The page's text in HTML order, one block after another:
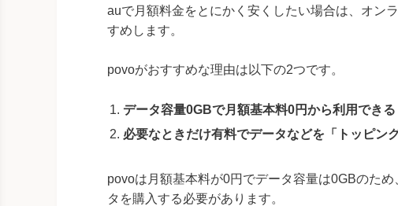
auで月額料金をとにかく安くしたい場合は、オン
すめします。
povoがおすすめな理由は以下の2つです。
データ容量0GBで月額基本料0円から利用できる
必要なときだけ有料でデータなどを「トッピン
povoは月額基本料が0円でデータ容量は0GBのた
タを購入する必要があります。